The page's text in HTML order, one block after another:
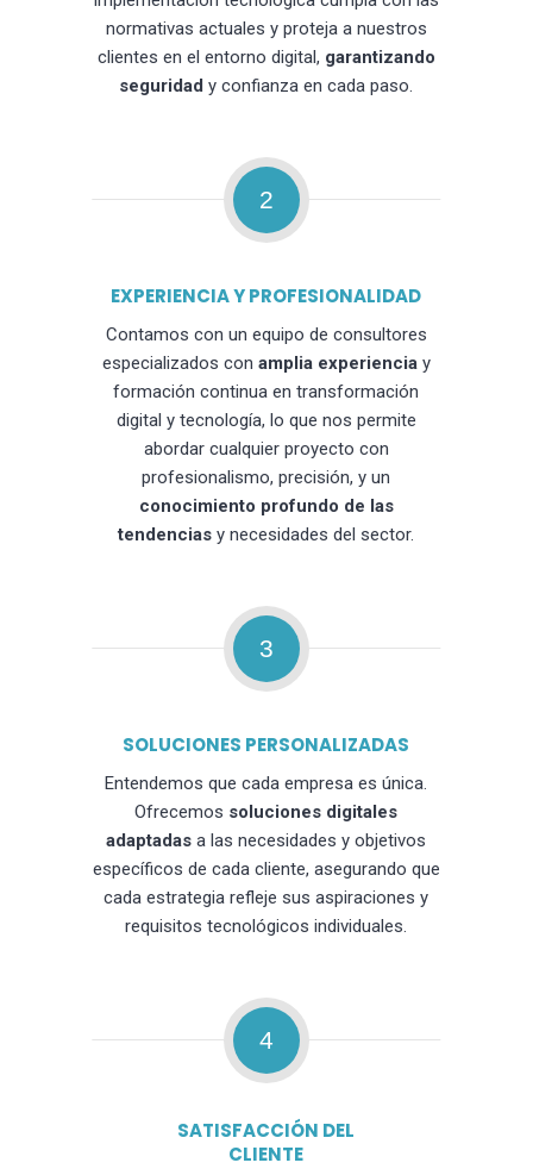
normativas actuales y proteja a nuestros
clientes en el entorno digital, garantizando
seguridad y confianza en cada paso.
2
EXPERIENCIA Y PROFESIONALIDAD
Contamos con un equipo de consultores
especializados con amplia experienciay
formación continua en transformación
digital y tecnología, lo que nos permite
abordar cualquier proyecto con
profesionalismo, precisión, y un
conocimiento profundo de las
tendencias y necesidades del sector.
3
SOLUCIONES PERSONALIZADAS
Entendemos que cada empresa es única.
Ofrecemos soluciones digitales
adaptadas a las necesidades y objetivos
específicos de cada cliente, asegurando que
cada estrategia refleje sus aspiraciones y
requisitos tecnológicos individuales.
4
SATISFACCIÓN DEL
CLIENTE